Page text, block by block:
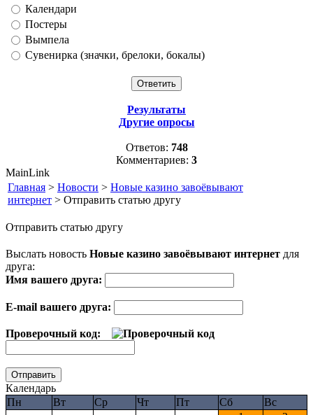
Календари
Постеры
Вымпела
Сувенирка (значки, брелоки, бокалы)
Результаты
Другие опросы
Ответов: 748
Комментариев: 3
MainLink
Главная > Новости > Новые казино завоёвывают
интернет > Отправить статью другу
Отправить статью другу
Выслать новость Новые казино завоёвывают интернет для
друга:
Имя вашего друга:
E-mail вашего друга:
Проверочный код:
Календарь
Пн
Вт Ср Чт Пт Сб
Вс